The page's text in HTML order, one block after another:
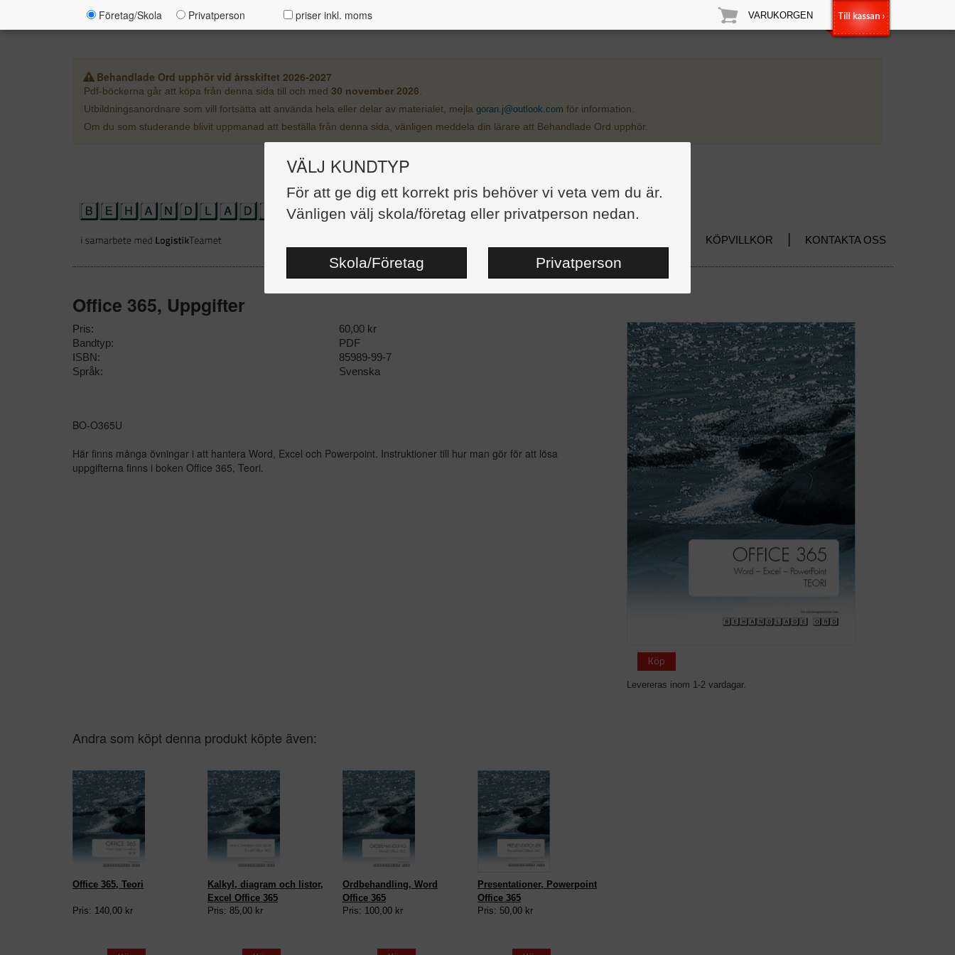
VÄLJ KUNDTYP
För att ge dig ett korrekt pris behöver vi veta vem du är.
Vänligen välj skola/företag eller privatperson nedan.
Skola/Företag Privatperson
Företag/Skola Privatperson priser inkl. moms VARUKORGEN
Behandlade Ord upphör vid årsskiftet 2026-2027
Pdf-böckerna går att köpa från denna sida till och med 30 november 2026
Utbildningsanordnare som vill fortsätta att använda hela eller delar av materialet, mejla goran.j@outlook.com för information.
Om du som studerande blivit uppmanad att beställa från denna sida, vänligen meddela din lärare att Behandlade Ord upphör.
KÖPVILLKOR | KONTAKTA OSS
Office 365, Uppgifter
Köp
Levereras inom 1-2 vardagar.
Pris:
60,00 kr
Bandtyp:
PDF
ISBN:
85989-99-7
Språk:
Svenska
BO-O365U
Här finns många övningar i att hantera Word, Excel och Powerpoint. Instruktioner till hur man gör för att lösa
uppgifterna finns i boken Office 365, Teori.
Andra som köpt denna produkt köpte även:
Office 365, Teori
Pris: 140,00 kr
Kalkyl, diagram och listor,
Excel Office 365
Pris: 85,00 kr
Ordbehandling, Word
Office 365
Pris: 100,00 kr
Presentationer, Powerpoint
Office 365
Pris: 50,00 kr